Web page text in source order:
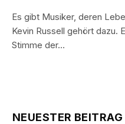
Es gibt Musiker, deren
Kevin Russell gehört dazu.
Stimme der…
NEUESTER BEITRAG